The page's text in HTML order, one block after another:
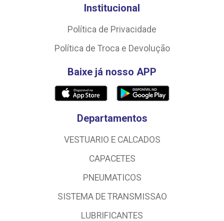
Institucional
Política de Privacidade
Política de Troca e Devolução
Baixe já nosso APP
Departamentos
VESTUARIO E CALCADOS
CAPACETES
PNEUMATICOS
SISTEMA DE TRANSMISSAO
LUBRIFICANTES